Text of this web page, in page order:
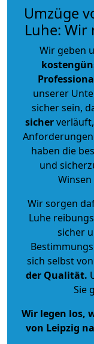
Umzüge
Luhe: Wir
Wir geben
unserer
sicher sein,
sicherverläuft,
haben die
und
Wir sorgen
Luhe
sicher
sich selbst
der Qualität.
Sie
Wir legen los,
von Leipzig